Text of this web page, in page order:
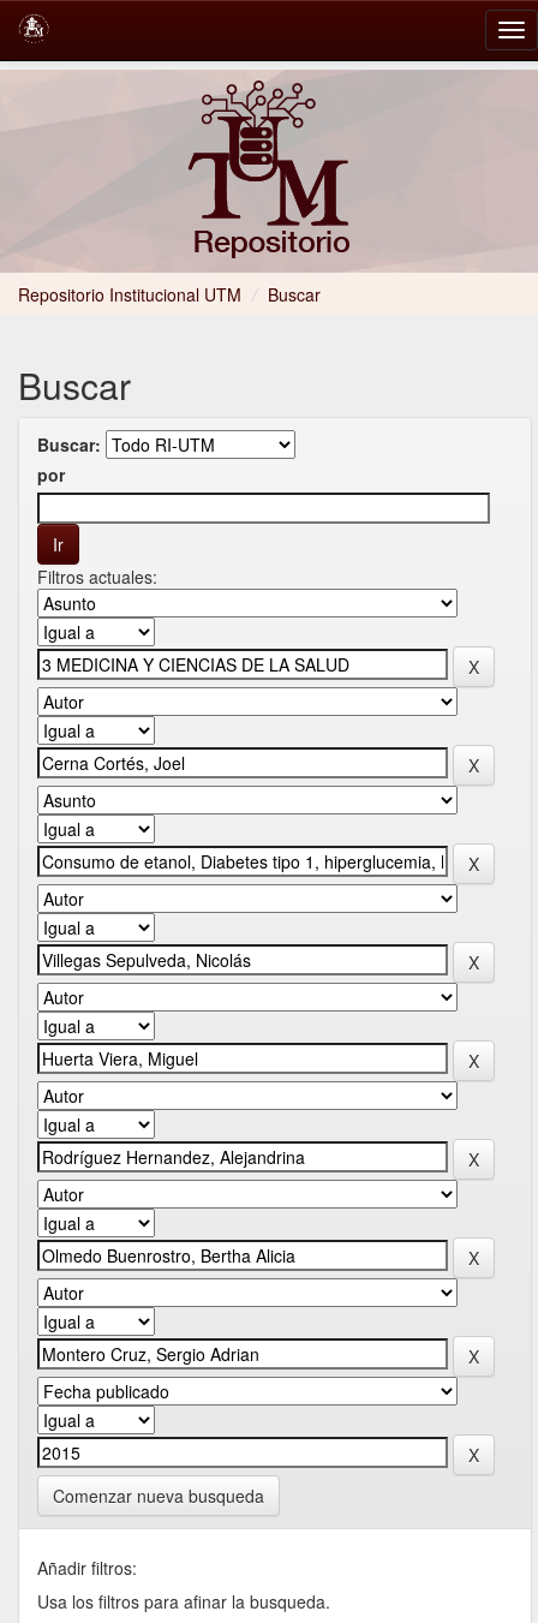
Repositorio Institucional UTM / Buscar
Buscar
Buscar:
por
Filtros actuales:
Comenzar nueva busqueda
Añadir filtros:
Usa los filtros para afinar la busqueda.